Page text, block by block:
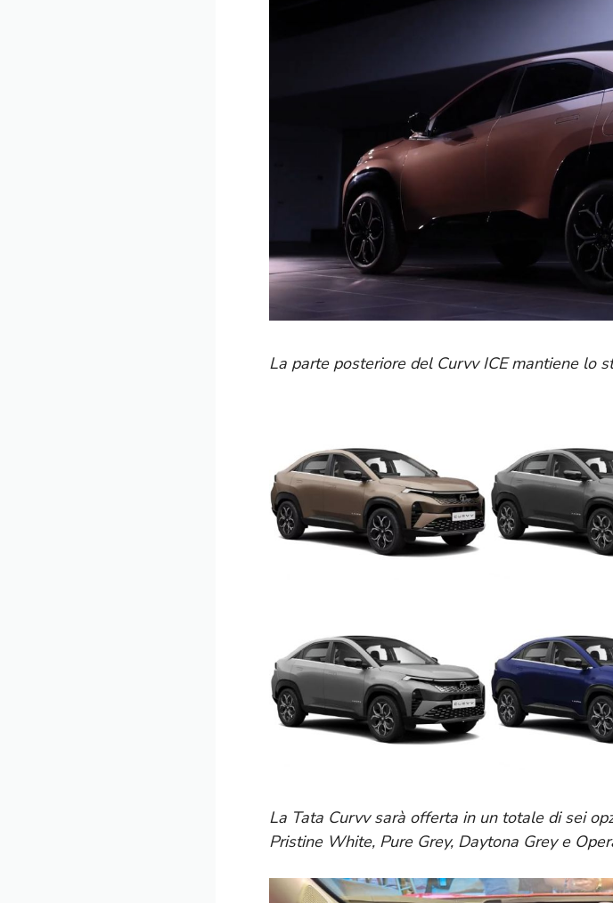
La parte posteriore del Curvv ICE mantiene lo
La Tata Curvv sarà offerta in un totale di sei
Pristine White, Pure Grey, Daytona Grey e